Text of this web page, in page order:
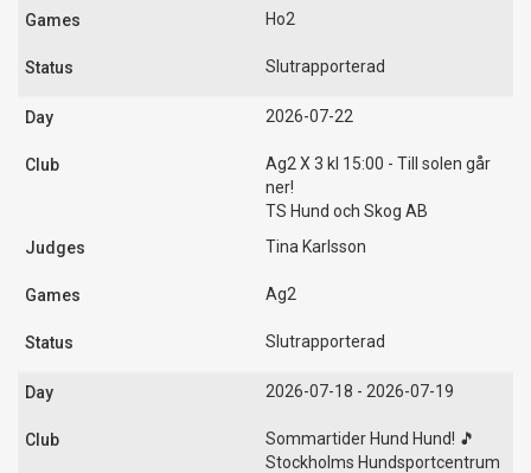
Ho2
Slutrapporterad
2026-07-22
Ag2 X 3 kl 15:00 - Till solen går
ner!
TS Hund och Skog AB
Tina Karlsson
Ag2
Slutrapporterad
2026-07-18 - 2026-07-19
Sommartider Hund Hund! 🎵
Stockholms Hundsportcentrum